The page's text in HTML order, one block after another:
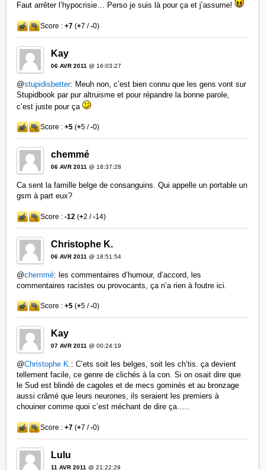
Faut arrêter l’hypocrisie… Perso je suis là pour ça et j’assume!
Score :+7 (+7 /-0)
Kay
06 AVR 2011 @ 16:03:27
@stupidisbetter: Meuh non, c’est bien connu que les gens vont sur
Stupidbook par pur altruisme et pour répandre la bonne parole,
c’est juste pour ça
Score :+5 (+5 /-0)
chemmé
06 AVR 2011 @ 18:37:28
Ca sent la famille belge de consanguins. Qui appelle un portable un
gsm à part eux?
Score :-12 (+2 /-14)
Christophe K.
06 AVR 2011 @ 18:51:54
@chemmé: les commentaires d’humour, d’accord, les
commentaires racistes ou provocants, ça n’a rien à foutre ici.
Score :+5 (+5 /-0)
Kay
07 AVR 2011 @ 00:24:19
@Christophe K.: C’ets soit les belges, soit les ch’tis. ça devient
tellement facile, ce genre de clichés à la con. Si on osait dire que
le Sud est blindé de cagoles et de mecs gominés et au bronzage
aussi crâmé que leurs neurones, ils seraient les premiers à
chouiner comme quoi c’est méchant de dire ça…..
Score :+7 (+7 /-0)
Lulu
11 AVR 2011 @ 21:22:29